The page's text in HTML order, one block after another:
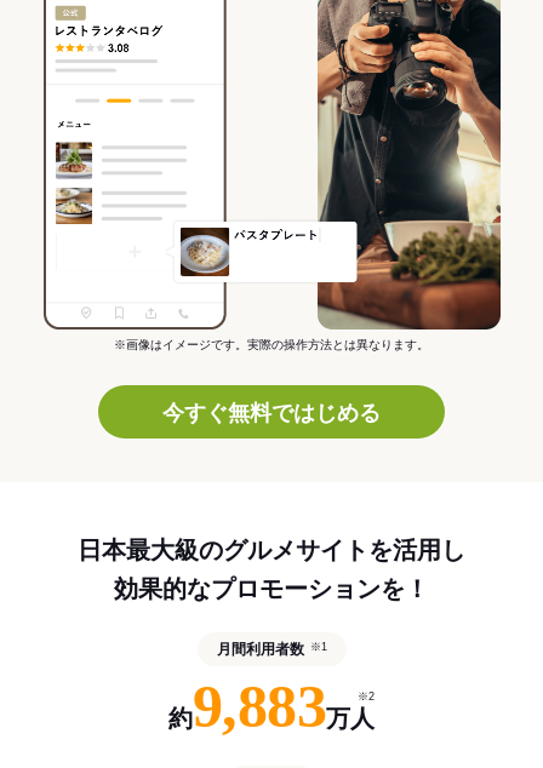
※画像はイメージです。実際の操作方法とは異なります。
今すぐ無料ではじめる
日本最大級のグルメサイトを活用し
効果的なプロモーションを！
月間利用者数 ※1
約9,883万人
※2